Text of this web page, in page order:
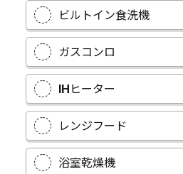
ビルトイン食洗機
ガスコンロ
IHヒーター
レンジフード
浴室乾燥機